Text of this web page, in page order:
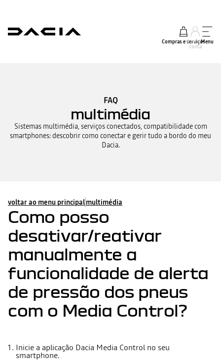
Compras e serviços
A minha
conta
Menu
FAQ
multimédia
Sistemas multimédia, serviços conectados, compatibilidade com
smartphones: descobrir como conectar e gerir tudo a bordo do meu
Dacia.
voltar ao menu principalmultimédia
Como posso
desativar/reativar
manualmente a
funcionalidade de alerta
de pressão dos pneus
com o Media Control?
Inicie a aplicação Dacia Media Control no seu
smartphone.